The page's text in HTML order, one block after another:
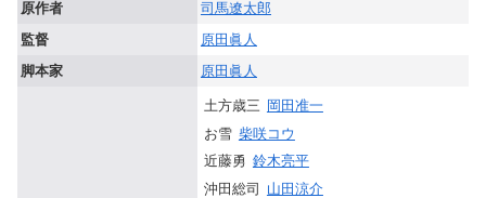
原作者
司馬遼太郎
監督
原田眞人
脚本家
原田眞人
土方歳三 岡田准一
お雪 柴咲コウ
近藤勇 鈴木亮平
沖田総司 山田涼介